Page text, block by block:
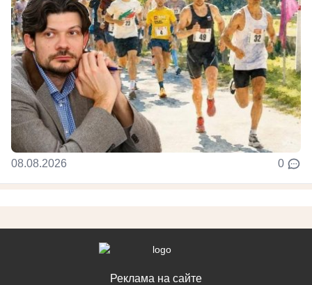
08.08.2026 0
Реклама на сайте